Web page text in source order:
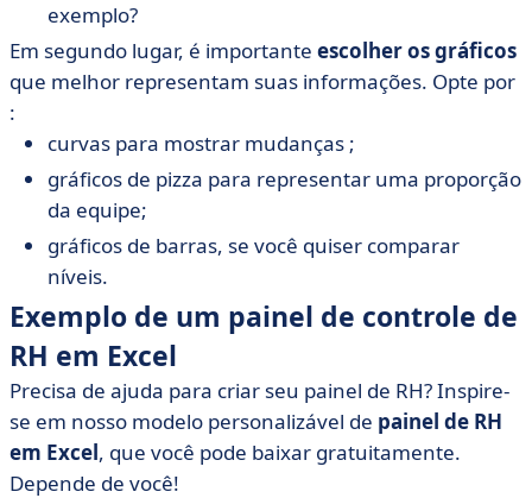
exemplo?
Em segundo lugar, é importante escolher os gráficos
que melhor representam suas informações. Opte por
:
curvas para mostrar mudanças ;
gráficos de pizza para representar uma proporção
da equipe;
gráficos de barras, se você quiser comparar
níveis.
Exemplo de um painel de controle de
RH em Excel
Precisa de ajuda para criar seu painel de RH? Inspire-
se em nosso modelo personalizável de painel de RH
em Excel, que você pode baixar gratuitamente.
Depende de você!